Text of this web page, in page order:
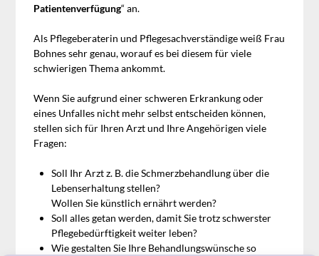
Patientenverfügung“ an.
Als Pflegeberaterin und Pflegesachverständige weiß Frau
Bohnes sehr genau, worauf es bei diesem für viele
schwierigen Thema ankommt.
Wenn Sie aufgrund einer schweren Erkrankung oder
eines Unfalles nicht mehr selbst entscheiden können,
stellen sich für Ihren Arzt und Ihre Angehörigen viele
Fragen:
Soll Ihr Arzt z. B. die Schmerzbehandlung über die
Lebenserhaltung stellen?
Wollen Sie künstlich ernährt werden?
Soll alles getan werden, damit Sie trotz schwerster
Pflegebedürftigkeit weiter leben?
Wie gestalten Sie Ihre Behandlungswünsche so